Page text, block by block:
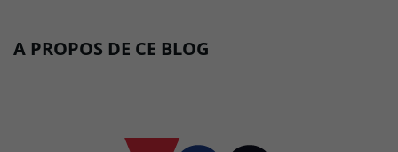
A PROPOS DE CE BLOG